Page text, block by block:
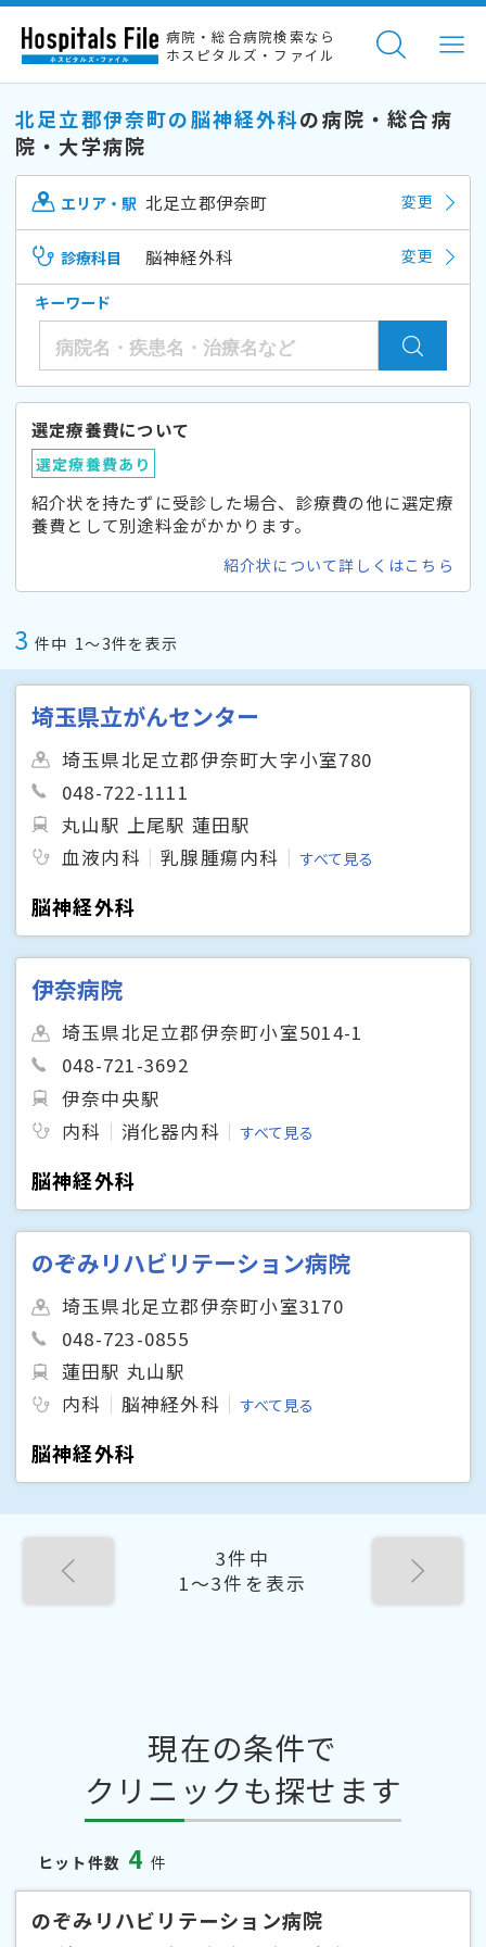
病院・総合病院検索なら
ホスピタルズ・ファイル
北足立郡伊奈町の脳神経外科の病院・総合病
院・大学病院
エリア・駅 北足立郡伊奈町 変更
診療科目 脳神経外科 変更
キーワード
選定療養費について
選定療養費あり
紹介状を持たずに受診した場合、診療費の他に選定療
養費として別途料金がかかります。
紹介状について詳しくはこちら
3 件中 1〜3件を表示
埼玉県立がんセンター
埼玉県北足立郡伊奈町大字小室780
048-722-1111
丸山駅 上尾駅 蓮田駅
血液内科
乳腺腫瘍内科 すべて見る
脳神経外科
伊奈病院
埼玉県北足立郡伊奈町小室5014-1
048-721-3692
伊奈中央駅
内科
消化器内科 すべて見る
脳神経外科
のぞみリハビリテーション病院
埼玉県北足立郡伊奈町小室3170
048-723-0855
蓮田駅 丸山駅
内科
脳神経外科 すべて見る
脳神経外科
3件中
1〜3件を表示
現在の条件で
クリニックも探せます
ヒット件数 4 件
のぞみリハビリテーション病院